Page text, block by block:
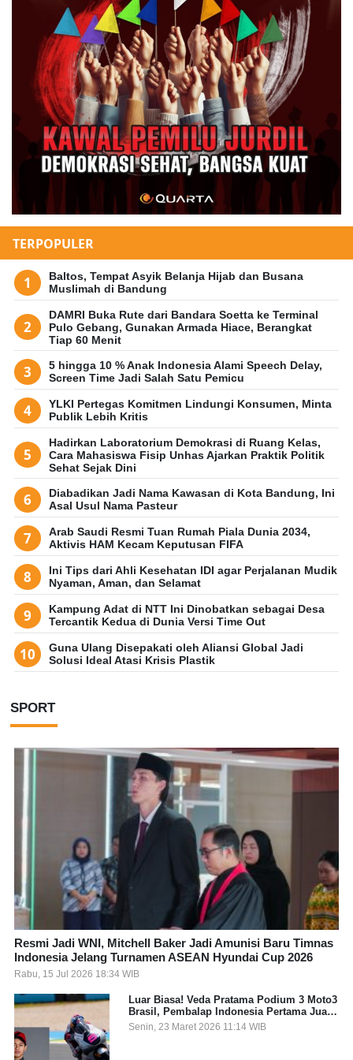
TERPOPULER
Baltos, Tempat Asyik Belanja Hijab dan Busana
Muslimah di Bandung
DAMRI Buka Rute dari Bandara Soetta ke Terminal
Pulo Gebang, Gunakan Armada Hiace, Berangkat
Tiap 60 Menit
5 hingga 10 % Anak Indonesia Alami Speech Delay,
Screen Time Jadi Salah Satu Pemicu
YLKI Pertegas Komitmen Lindungi Konsumen, Minta
Publik Lebih Kritis
Hadirkan Laboratorium Demokrasi di Ruang Kelas,
Cara Mahasiswa Fisip Unhas Ajarkan Praktik Politik
Sehat Sejak Dini
Diabadikan Jadi Nama Kawasan di Kota Bandung, Ini
Asal Usul Nama Pasteur
Arab Saudi Resmi Tuan Rumah Piala Dunia 2034,
Aktivis HAM Kecam Keputusan FIFA
Ini Tips dari Ahli Kesehatan IDI agar Perjalanan Mudik
Nyaman, Aman, dan Selamat
Kampung Adat di NTT Ini Dinobatkan sebagai Desa
Tercantik Kedua di Dunia Versi Time Out
Guna Ulang Disepakati oleh Aliansi Global Jadi
Solusi Ideal Atasi Krisis Plastik
SPORT
Resmi Jadi WNI, Mitchell Baker Jadi Amunisi Baru Timnas
Indonesia Jelang Turnamen ASEAN Hyundai Cup 2026
Rabu, 15 Jul 2026 18:34 WIB
Luar Biasa! Veda Pratama Podium 3 Moto3
Brasil, Pembalap Indonesia Pertama Juara
Grand Prix
Senin, 23 Maret 2026 11:14 WIB